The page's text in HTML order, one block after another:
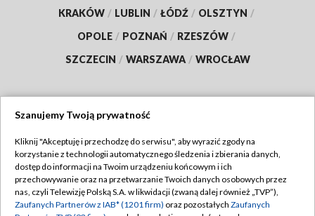
KRAKÓW / LUBLIN / ŁÓDŹ / OLSZTYN /
OPOLE / POZNAŃ / RZESZÓW /
SZCZECIN / WARSZAWA / WROCŁAW
TVP
Abonament TVP
Emisja w TVP
Regulamin TVP
Polityka prywatności
Szanujemy Twoją prywatność
Kliknij "Akceptuję i przechodzę do serwisu", aby wyrazić zgody na
korzystanie z technologii automatycznego śledzenia i zbierania danych,
dostęp do informacji na Twoim urządzeniu końcowym i ich
przechowywanie oraz na przetwarzanie Twoich danych osobowych przez
nas, czyli Telewizję Polską S.A. w likwidacji (zwaną dalej również „TVP”),
Zaufanych Partnerów z IAB* (1201 firm) oraz pozostałych Zaufanych